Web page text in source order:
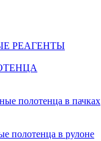
РЕАГЕНТЫ
полотенца в пачках
полотенца в рулоне